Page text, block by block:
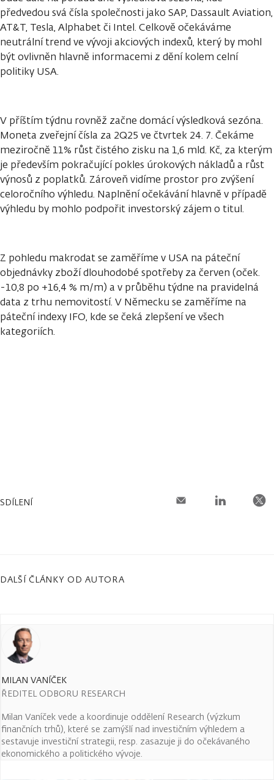
předvedou svá čísla společnosti jako SAP, Dassault Aviation,
AT&T, Tesla, Alphabet či Intel. Celkově očekáváme
neutrální trend ve vývoji akciových indexů, který by mohl
být ovlivněn hlavně informacemi z dění kolem celní
politiky USA.
V příštím týdnu rovněž začne domácí výsledková sezóna.
Moneta zveřejní čísla za 2Q25 ve čtvrtek 24. 7. Čekáme
meziročně 11% růst čistého zisku na 1,6 mld. Kč, za kterým
je především pokračující pokles úrokových nákladů a růst
výnosů z poplatků. Zároveň vidíme prostor pro zvýšení
celoročního výhledu. Naplnění očekávání hlavně v případě
výhledu by mohlo podpořit investorský zájem o titul.
Z pohledu makrodat se zaměříme v USA na páteční
objednávky zboží dlouhodobé spotřeby za červen (oček.
-10,8 po +16,4 % m/m) a v průběhu týdne na pravidelná
data z trhu nemovitostí. V Německu se zaměříme na
páteční indexy IFO, kde se čeká zlepšení ve všech
kategoriích.
SDÍLENÍ
DALŠÍ ČLÁNKY OD AUTORA
MILAN VANÍČEK
ŘEDITEL ODBORU RESEARCH
Milan Vaníček vede a koordinuje oddělení Research (výzkum
finančních trhů), které se zamýšlí nad investičním výhledem a
sestavuje investiční strategii, resp. zasazuje ji do očekávaného
ekonomického a politického vývoje.